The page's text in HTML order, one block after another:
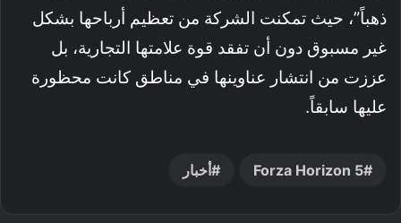
ذهباً”، حيث تمكنت الشركة من تعظيم أرباحها بشكل
غير مسبوق دون أن تفقد قوة علامتها التجارية، بل
عززت من انتشار عناوينها في مناطق كانت محظورة
عليها سابقاً.
Forza Horizon 5 أخبار